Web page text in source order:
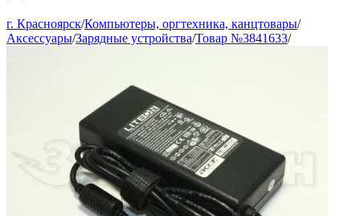
г. Красноярск/Компьютеры, оргтехника, канцтовары/
Аксессуары/Зарядные устройства/Товар №3841633/